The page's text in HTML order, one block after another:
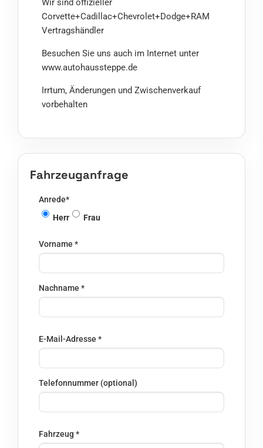
Wir sind offizieller
Corvette+Cadillac+Chevrolet+Dodge+RAM
Vertragshändler
Besuchen Sie uns auch im Internet unter
www.autohaussteppe.de
Irrtum, Änderungen und Zwischenverkauf
vorbehalten
Fahrzeuganfrage
Anrede*
Herr
Frau
Vorname *
Nachname *
E-Mail-Adresse *
Telefonnummer (optional)
Fahrzeug *